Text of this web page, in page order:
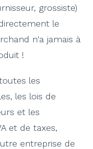
grossiste)
le
n'a jamais à
!
les
les lois de
et les
et de taxes,
entreprise de